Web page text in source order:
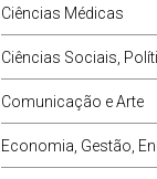
Ciências Médicas
Ciências Sociais,
Comunicação e Arte
Economia, Gestão,